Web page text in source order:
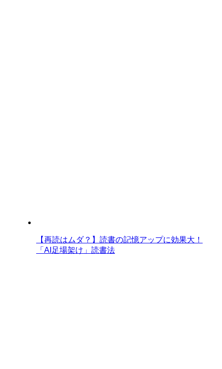
【再読はムダ？】読書の記憶アップに効果大！
「AI足場架け」読書法